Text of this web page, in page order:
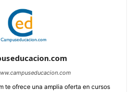
te ofrece una amplia oferta en cursos